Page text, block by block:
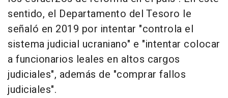
sentido, el Departamento del Tesoro le
señaló en 2019 por intentar "controla el
sistema judicial ucraniano" e "intentar colocar
a funcionarios leales en altos cargos
judiciales", además de "comprar fallos
judiciales".